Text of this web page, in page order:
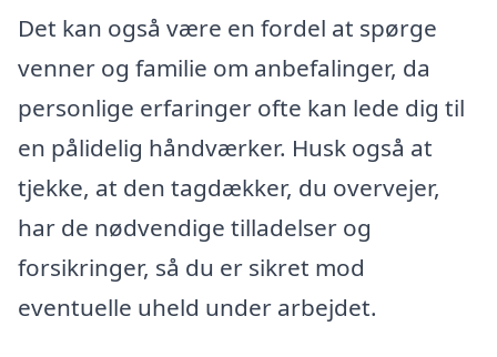
Det kan også være en fordel at spørge
venner og familie om anbefalinger, da
personlige erfaringer ofte kan lede dig til
en pålidelig håndværker. Husk også at
tjekke, at den tagdækker, du overvejer,
har de nødvendige tilladelser og
forsikringer, så du er sikret mod
eventuelle uheld under arbejdet.